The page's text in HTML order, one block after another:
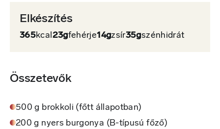
Elkészítés
365kcal23gfehérje14gzsír35gszénhidrát
Összetevők
500 g brokkoli (főtt állapotban)
200 g nyers burgonya (B-típusú főző)